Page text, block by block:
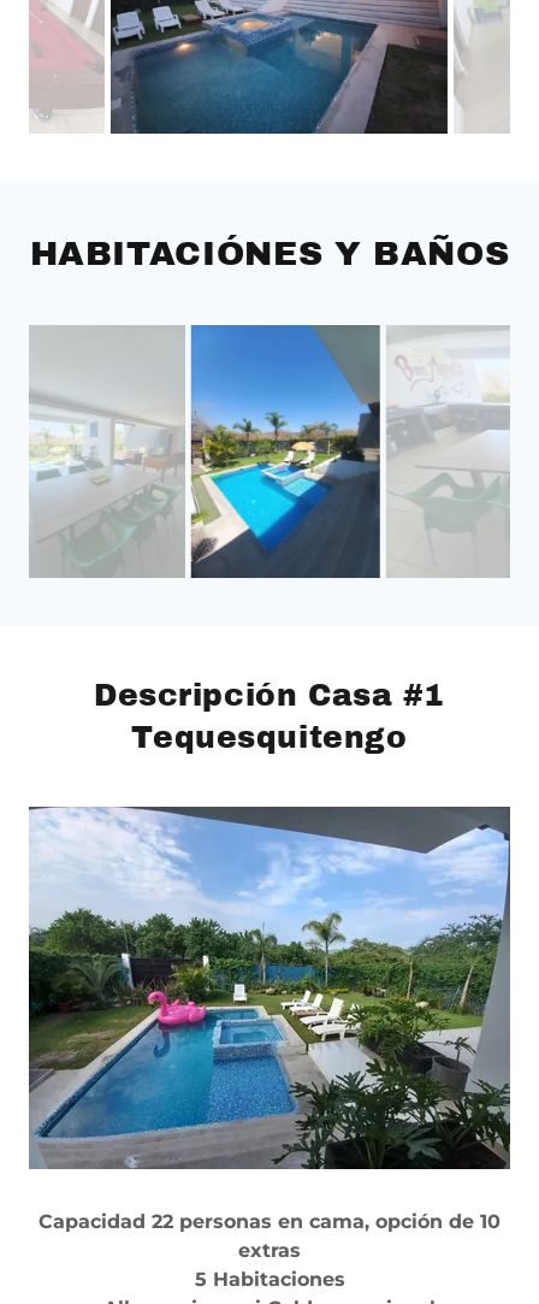
HABITACIÓNES Y BAÑOS
Descripción Casa #1
Tequesquitengo
Capacidad 22 personas en cama, opción de 10
extras
5 Habitaciones